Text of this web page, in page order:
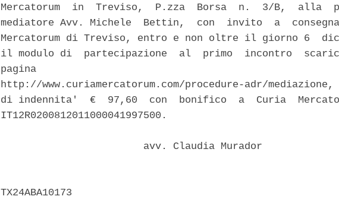
Mercatorum  in  Treviso,  P.zza  Borsa  n.  3/B,  alla
mediatore Avv. Michele  Bettin,  con  invito  a
Mercatorum di Treviso, entro e non oltre il giorno 6
il modulo di  partecipazione  al  primo  incontro
pagina
http://www.curiamercatorum.com/procedure-adr/mediazione,
di indennita'  €  97,60  con  bonifico  a  Curia
IT12R0200812011000041997500.
                        avv. Claudia Murador